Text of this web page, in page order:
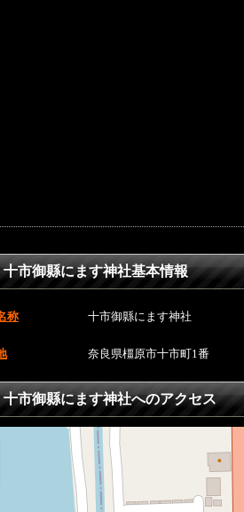
十市御縣にます神社基本情報
称 十市御縣にます神社
奈良県橿原市十市町1番
十市御縣にます神社へのアクセス